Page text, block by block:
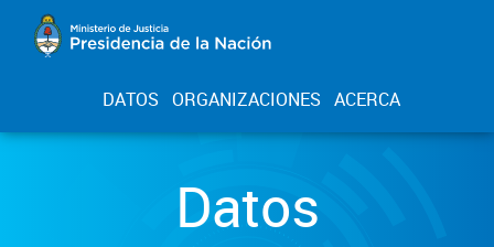
DATOS ORGANIZACIONES ACERCA
Datos